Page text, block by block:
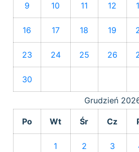
9 10 11 12
16 17 18 19
23 24 25 26
30
Grudzień
Po Wt Śr Cz
1 2 3